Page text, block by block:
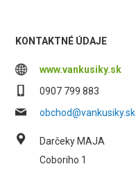
KONTAKTNÉ ÚDAJE
www.vankusiky.sk
0907 799 883
obchod@vankusiky.sk
Darčeky MAJA
Coboriho 1